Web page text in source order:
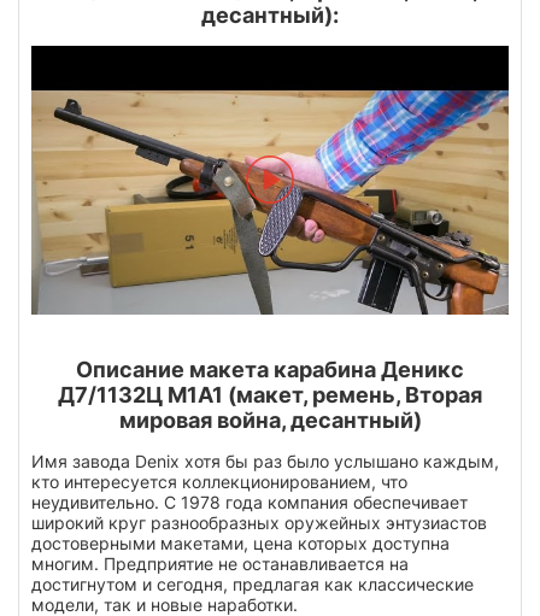
десантный):
Описание макета карабина Деникс
Д7/1132Ц М1А1 (макет, ремень, Вторая
мировая война, десантный)
Имя завода Denix хотя бы раз было услышано каждым,
кто интересуется коллекционированием, что
неудивительно. С 1978 года компания обеспечивает
широкий круг разнообразных оружейных энтузиастов
достоверными макетами, цена которых доступна
многим. Предприятие не останавливается на
достигнутом и сегодня, предлагая как классические
модели, так и новые наработки.